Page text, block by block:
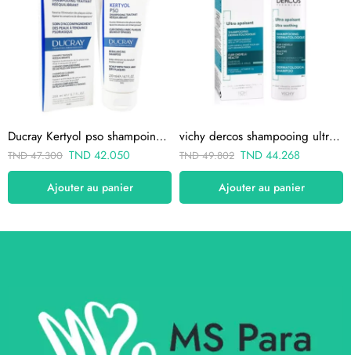
Ducray Kertyol pso shampoing 200 ml
TND47.300 TND42.050
Ajouter au panier
vichy dercos shampooing ultra apaisant cheveux gras 200ml
TND49.802 TND44.268
Ajouter au panier